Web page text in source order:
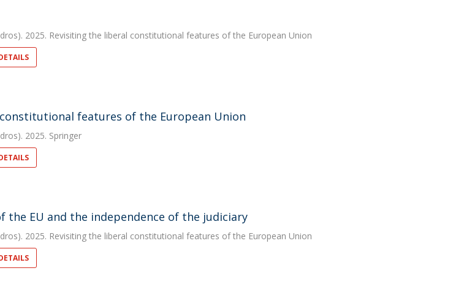
2025. Revisiting the liberal constitutional features of the European Union
features of the European Union
2025. Springer
the EU and the independence of the judiciary
2025. Revisiting the liberal constitutional features of the European Union